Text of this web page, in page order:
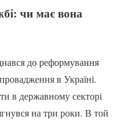
чи має вона
до реформування
в Україні.
в державному секторі
на три роки. В той